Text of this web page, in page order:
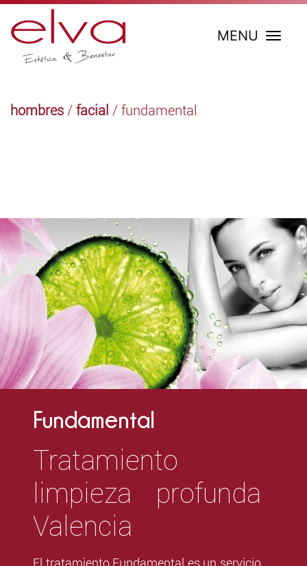
MENU
hombres / facial / fundamental
Fundamental
Tratamiento
limpieza profunda
Valencia
El tratamiento Fundamental es un servicio